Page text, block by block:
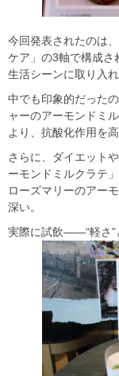
今回発表されたのは
ケア」の3軸で構成さ
生活シーンに取り入
中でも印象的だった
ャーのアーモンドミ
より、抗酸化作用を
さらに、ダイエット
ーモンドミルクラテ
ローズマリーのアー
深い。
実際に試飲――“軽さ”